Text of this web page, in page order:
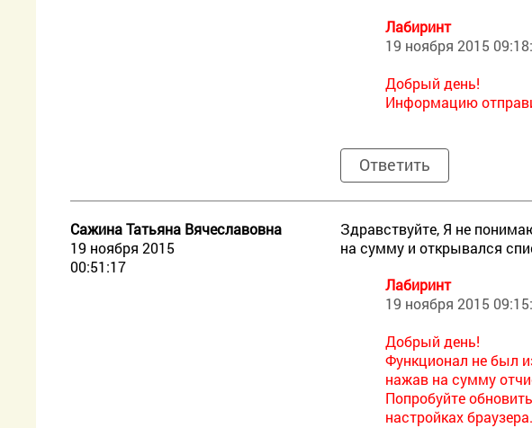
Лабиринт
19 ноября 2015
Добрый день!
Информацию
Ответить
Сажина Татьяна Вячеславовна
19 ноября 2015
00:51:17
Здравствуйте, Я не
на сумму и открывался
Лабиринт
19 ноября 2015
Добрый день!
Функционал не был
нажав на сумму
Попробуйте
настройках браузера.